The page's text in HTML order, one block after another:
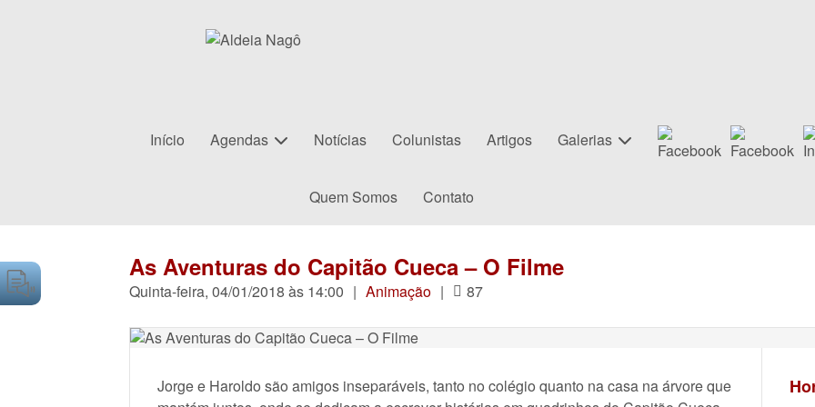
Início Agendas Notícias Colunistas Artigos Galerias
Quem Somos Contato
As Aventuras do Capitão Cueca – O Filme
Quinta-feira, 04/01/2018 às 14:00 | Animação | 87
Jorge e Haroldo são amigos inseparáveis, tanto no colégio quanto na casa na árvore que